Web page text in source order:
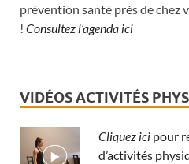
prévention santé près de chez
! Consultez l’agenda ici
VIDÉOS ACTIVITÉS
Cliquez ici pour
d’activités